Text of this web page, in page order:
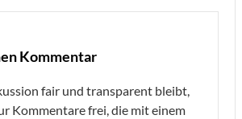
Kommentar
fair und transparent bleibt,
Kommentare frei, die mit einem